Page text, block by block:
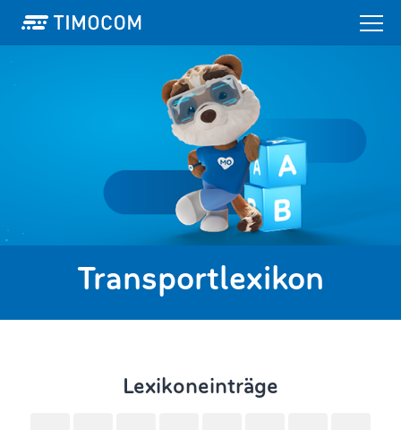
Transportlexikon
Lexikoneinträge